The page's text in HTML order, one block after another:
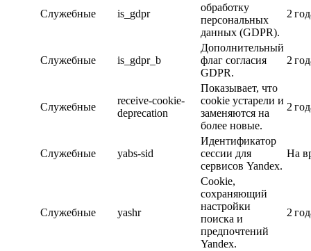
Служебные is_gdpr
обработку
персональных
данных (GDPR).
2
Служебные is_gdpr_b
Дополнительный
флаг согласия
GDPR.
2
Служебные
receive-cookie-
deprecation
Показывает, что
cookie устарели и
заменяются на
более новые.
2
Служебные yabs-sid
Идентификатор
сессии для
сервисов Yandex.
На
Служебные yashr
Cookie,
сохраняющий
настройки
поиска и
предпочтений
Yandex.
2